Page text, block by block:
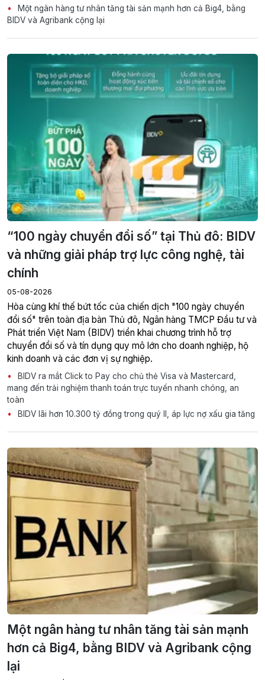
Một ngân hàng tư nhân tăng tài sản mạnh hơn cả Big4, bằng
BIDV và Agribank cộng lại
“100 ngày chuyển đổi số” tại Thủ đô: BIDV
và những giải pháp trợ lực công nghệ, tài
chính
05-08-2026
Hòa cùng khí thế bứt tốc của chiến dịch "100 ngày chuyển
đổi số" trên toàn địa bàn Thủ đô, Ngân hàng TMCP Đầu tư và
Phát triển Việt Nam (BIDV) triển khai chương trình hỗ trợ
chuyển đổi số và tín dụng quy mô lớn cho doanh nghiệp, hộ
kinh doanh và các đơn vị sự nghiệp.
BIDV ra mắt Click to Pay cho chủ thẻ Visa và Mastercard,
mang đến trải nghiệm thanh toán trực tuyến nhanh chóng, an
toàn
BIDV lãi hơn 10.300 tỷ đồng trong quý II, áp lực nợ xấu gia tăng
Một ngân hàng tư nhân tăng tài sản mạnh
hơn cả Big4, bằng BIDV và Agribank cộng
lại